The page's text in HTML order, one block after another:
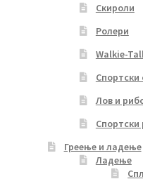
Скироли
Ролери
Walkie-
Спортски
Лов и
Спортски
Греење и ладење
Ладење